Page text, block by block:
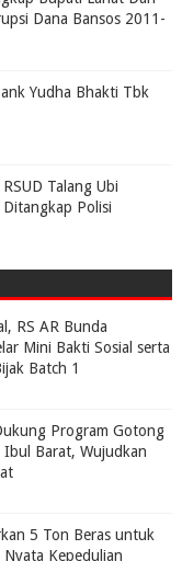
Dana Bansos 2011-
Yudha Bhakti Tbk
Talang Ubi
Ditangkap Polisi
RS AR Bunda
Mini Bakti Sosial serta
Batch 1
Program Gotong
Barat, Wujudkan
5 Ton Beras untuk
Kepedulian